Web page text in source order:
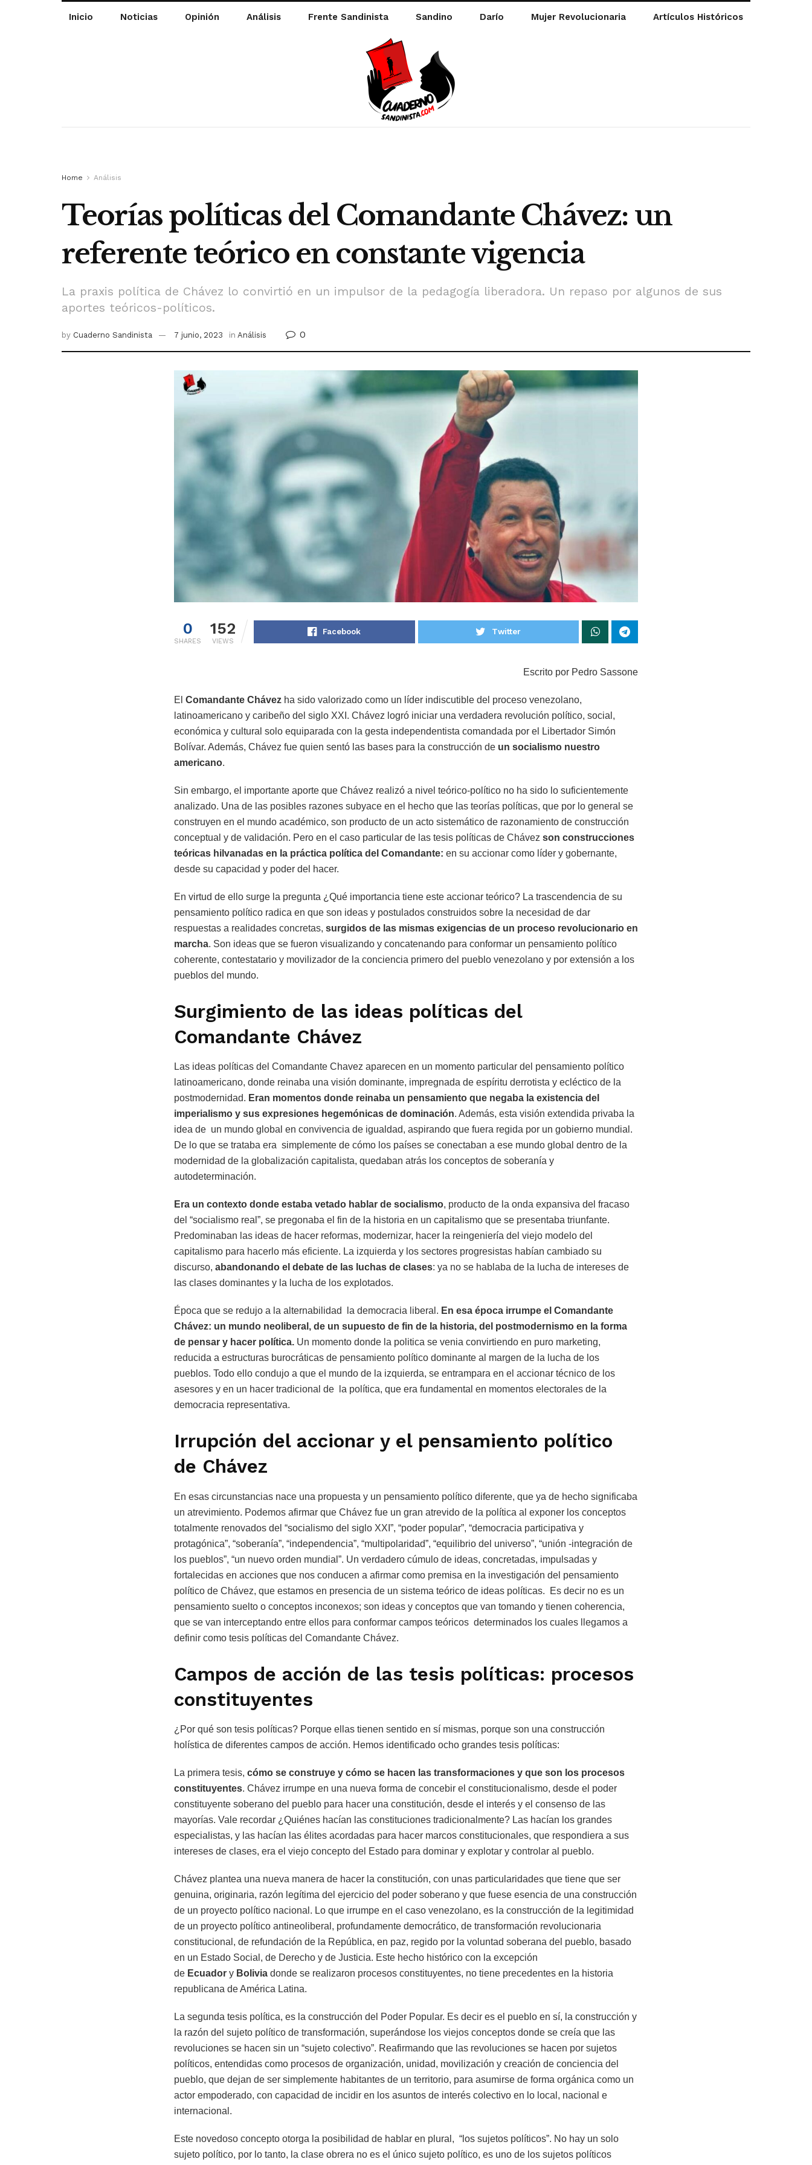
Inicio Noticias Opinión Análisis Frente Sandinista Sandino Darío Mujer Revolucionaria Artículos Históricos
Home Análisis
Teorías políticas del Comandante Chávez: un
referente teórico en constante vigencia
La praxis política de Chávez lo convirtió en un impulsor de la pedagogía liberadora. Un repaso por algunos de sus
aportes teóricos-políticos.
by Cuaderno Sandinista 7 junio, 2023 in Análisis 0
0
SHARES
152
VIEWS
Facebook Twitter
Escrito por Pedro Sassone
El Comandante Chávez ha sido valorizado como un líder indiscutible del proceso venezolano,
latinoamericano y caribeño del siglo XXI. Chávez logró iniciar una verdadera revolución político, social,
económica y cultural solo equiparada con la gesta independentista comandada por el Libertador Simón
Bolívar. Además, Chávez fue quien sentó las bases para la construcción de un socialismo nuestro
americano.
Sin embargo, el importante aporte que Chávez realizó a nivel teórico-político no ha sido lo suficientemente
analizado. Una de las posibles razones subyace en el hecho que las teorías políticas, que por lo general se
construyen en el mundo académico, son producto de un acto sistemático de razonamiento de construcción
conceptual y de validación. Pero en el caso particular de las tesis políticas de Chávez son construcciones
teóricas hilvanadas en la práctica política del Comandante: en su accionar como líder y gobernante,
desde su capacidad y poder del hacer.
En virtud de ello surge la pregunta ¿Qué importancia tiene este accionar teórico? La trascendencia de su
pensamiento político radica en que son ideas y postulados construidos sobre la necesidad de dar
respuestas a realidades concretas, surgidos de las mismas exigencias de un proceso revolucionario en
marcha. Son ideas que se fueron visualizando y concatenando para conformar un pensamiento político
coherente, contestatario y movilizador de la conciencia primero del pueblo venezolano y por extensión a los
pueblos del mundo.
Surgimiento de las ideas políticas del
Comandante Chávez
Las ideas políticas del Comandante Chavez aparecen en un momento particular del pensamiento político
latinoamericano, donde reinaba una visión dominante, impregnada de espíritu derrotista y ecléctico de la
postmodernidad. Eran momentos donde reinaba un pensamiento que negaba la existencia del
imperialismo y sus expresiones hegemónicas de dominación. Además, esta visión extendida privaba la
idea de un mundo global en convivencia de igualdad, aspirando que fuera regida por un gobierno mundial.
De lo que se trataba era simplemente de cómo los países se conectaban a ese mundo global dentro de la
modernidad de la globalización capitalista, quedaban atrás los conceptos de soberanía y
autodeterminación.
Era un contexto donde estaba vetado hablar de socialismo, producto de la onda expansiva del fracaso
del “socialismo real”, se pregonaba el fin de la historia en un capitalismo que se presentaba triunfante.
Predominaban las ideas de hacer reformas, modernizar, hacer la reingeniería del viejo modelo del
capitalismo para hacerlo más eficiente. La izquierda y los sectores progresistas habían cambiado su
discurso, abandonando el debate de las luchas de clases: ya no se hablaba de la lucha de intereses de
las clases dominantes y la lucha de los explotados.
Época que se redujo a la alternabilidad la democracia liberal. En esa época irrumpe el Comandante
Chávez: un mundo neoliberal, de un supuesto de fin de la historia, del postmodernismo en la forma
de pensar y hacer política. Un momento donde la politica se venia convirtiendo en puro marketing,
reducida a estructuras burocráticas de pensamiento político dominante al margen de la lucha de los
pueblos. Todo ello condujo a que el mundo de la izquierda, se entrampara en el accionar técnico de los
asesores y en un hacer tradicional de la política, que era fundamental en momentos electorales de la
democracia representativa.
Irrupción del accionar y el pensamiento político
de Chávez
En esas circunstancias nace una propuesta y un pensamiento político diferente, que ya de hecho significaba
un atrevimiento. Podemos afirmar que Chávez fue un gran atrevido de la política al exponer los conceptos
totalmente renovados del “socialismo del siglo XXI”, “poder popular”, “democracia participativa y
protagónica”, “soberanía”, “independencia”, “multipolaridad”, “equilibrio del universo”, “unión -integración de
los pueblos”, “un nuevo orden mundial”. Un verdadero cúmulo de ideas, concretadas, impulsadas y
fortalecidas en acciones que nos conducen a afirmar como premisa en la investigación del pensamiento
político de Chávez, que estamos en presencia de un sistema teórico de ideas políticas. Es decir no es un
pensamiento suelto o conceptos inconexos; son ideas y conceptos que van tomando y tienen coherencia,
que se van interceptando entre ellos para conformar campos teóricos determinados los cuales llegamos a
definir como tesis políticas del Comandante Chávez.
Campos de acción de las tesis políticas: procesos
constituyentes
¿Por qué son tesis políticas? Porque ellas tienen sentido en sí mismas, porque son una construcción
holística de diferentes campos de acción. Hemos identificado ocho grandes tesis políticas:
La primera tesis, cómo se construye y cómo se hacen las transformaciones y que son los procesos
constituyentes. Chávez irrumpe en una nueva forma de concebir el constitucionalismo, desde el poder
constituyente soberano del pueblo para hacer una constitución, desde el interés y el consenso de las
mayorías. Vale recordar ¿Quiénes hacían las constituciones tradicionalmente? Las hacían los grandes
especialistas, y las hacían las élites acordadas para hacer marcos constitucionales, que respondiera a sus
intereses de clases, era el viejo concepto del Estado para dominar y explotar y controlar al pueblo.
Chávez plantea una nueva manera de hacer la constitución, con unas particularidades que tiene que ser
genuina, originaria, razón legítima del ejercicio del poder soberano y que fuese esencia de una construcción
de un proyecto político nacional. Lo que irrumpe en el caso venezolano, es la construcción de la legitimidad
de un proyecto político antineoliberal, profundamente democrático, de transformación revolucionaria
constitucional, de refundación de la República, en paz, regido por la voluntad soberana del pueblo, basado
en un Estado Social, de Derecho y de Justicia. Este hecho histórico con la excepción
de Ecuador y Bolivia donde se realizaron procesos constituyentes, no tiene precedentes en la historia
republicana de América Latina.
La segunda tesis política, es la construcción del Poder Popular. Es decir es el pueblo en sí, la construcción y
la razón del sujeto político de transformación, superándose los viejos conceptos donde se creía que las
revoluciones se hacen sin un “sujeto colectivo”. Reafirmando que las revoluciones se hacen por sujetos
políticos, entendidas como procesos de organización, unidad, movilización y creación de conciencia del
pueblo, que dejan de ser simplemente habitantes de un territorio, para asumirse de forma orgánica como un
actor empoderado, con capacidad de incidir en los asuntos de interés colectivo en lo local, nacional e
internacional.
Este novedoso concepto otorga la posibilidad de hablar en plural, “los sujetos políticos”. No hay un solo
sujeto político, por lo tanto, la clase obrera no es el único sujeto político, es uno de los sujetos políticos